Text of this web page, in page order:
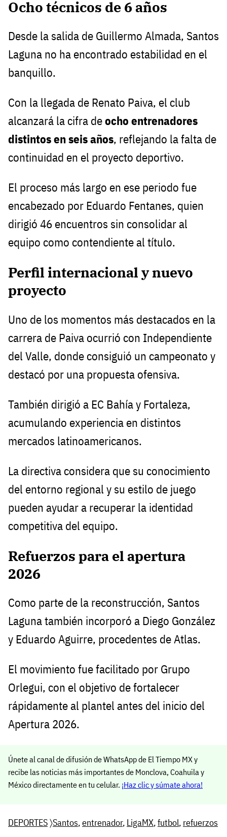
Ocho técnicos de 6 años
Desde la salida de Guillermo Almada, Santos
Laguna no ha encontrado estabilidad en el
banquillo.
Con la llegada de Renato Paiva, el club
alcanzará la cifra deocho entrenadores
distintos en seis años, reflejando la falta de
continuidad en el proyecto deportivo.
El proceso más largo en ese periodo fue
encabezado por Eduardo Fentanes, quien
dirigió 46 encuentros sin consolidar al
equipo como contendiente al título.
Perfil internacional y nuevo
proyecto
Uno de los momentos más destacados en la
carrera de Paiva ocurrió con Independiente
del Valle, donde consiguió un campeonato y
destacó por una propuesta ofensiva.
También dirigió a EC Bahía y Fortaleza,
acumulando experiencia en distintos
mercados latinoamericanos.
La directiva considera que su conocimiento
del entorno regional y su estilo de juego
pueden ayudar a recuperar la identidad
competitiva del equipo.
Refuerzos para el apertura
2026
Como parte de la reconstrucción, Santos
Laguna también incorporó a Diego González
y Eduardo Aguirre, procedentes de Atlas.
El movimiento fue facilitado por Grupo
Orlegui, con el objetivo de fortalecer
rápidamente al plantel antes del inicio del
Apertura 2026.
Únete al canal de difusión de WhatsApp de El Tiempo MX y
recibe las noticias más importantes de Monclova, Coahuila y
México directamente en tu celular. ¡Haz clic y súmate ahora!
DEPORTES〉Santos,entrenador, LigaMX,futbol, refuerzos